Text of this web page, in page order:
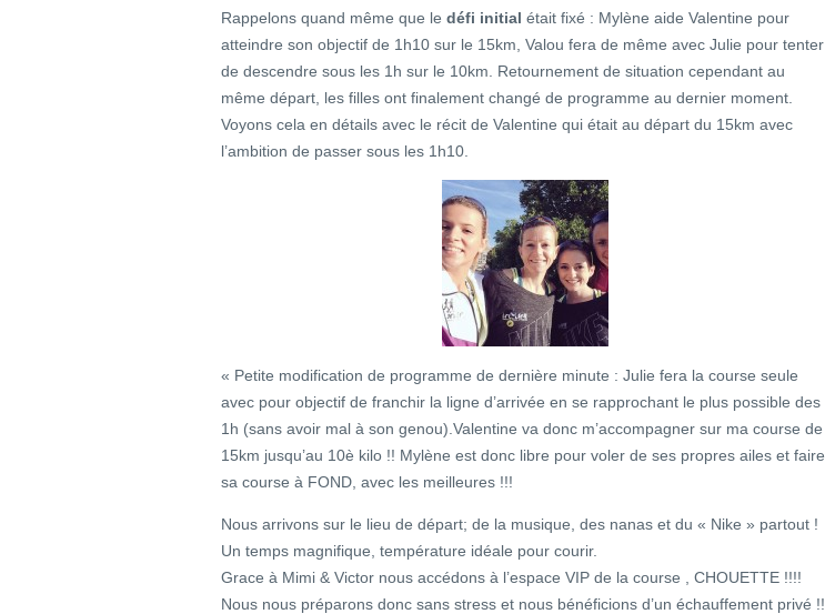
Rappelons quand même que le défi initial était fixé : Mylène aide Valentine pour
atteindre son objectif de 1h10 sur le 15km, Valou fera de même avec Julie pour tenter
de descendre sous les 1h sur le 10km. Retournement de situation cependant au
même départ, les filles ont finalement changé de programme au dernier moment.
Voyons cela en détails avec le récit de Valentine qui était au départ du 15km avec
l’ambition de passer sous les 1h10.
« Petite modification de programme de dernière minute : Julie fera la course seule
avec pour objectif de franchir la ligne d’arrivée en se rapprochant le plus possible des
1h (sans avoir mal à son genou).Valentine va donc m’accompagner sur ma course de
15km jusqu’au 10è kilo !! Mylène est donc libre pour voler de ses propres ailes et faire
sa course à FOND, avec les meilleures !!!
Nous arrivons sur le lieu de départ; de la musique, des nanas et du « Nike » partout !
Un temps magnifique, température idéale pour courir.
Grace à Mimi & Victor nous accédons à l’espace VIP de la course , CHOUETTE !!!!
Nous nous préparons donc sans stress et nous bénéficions d’un échauffement privé !!